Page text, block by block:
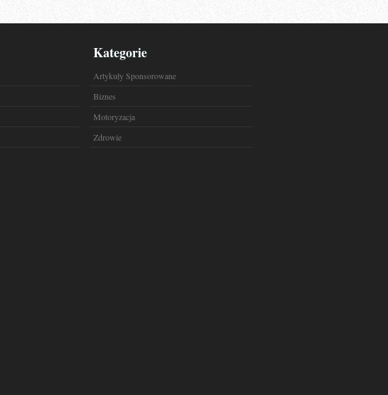
Kategorie
Artykuły Sponsorowane
Biznes
Motoryzacja
Zdrowie